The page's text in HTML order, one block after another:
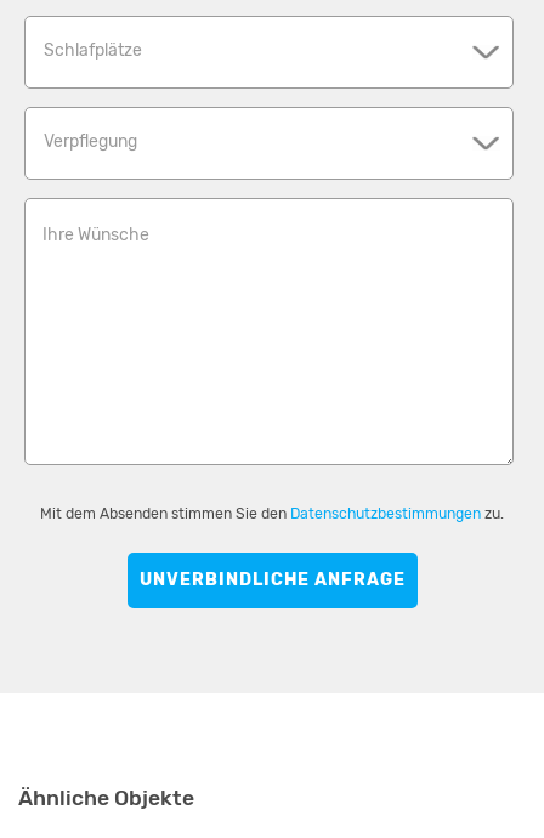
Schlafplätze
Verpflegung
Ihre Wünsche
Mit dem Absenden stimmen Sie den Datenschutzbestimmungen zu.
UNVERBINDLICHE ANFRAGE
Ähnliche Objekte